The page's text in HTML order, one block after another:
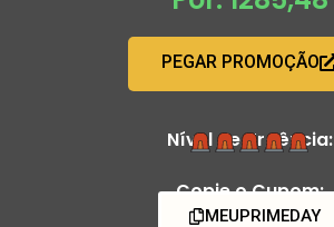
PEGAR PROMOÇÃO
Nível de Urgência:
Copie o Cupom:
MEUPRIMEDAY